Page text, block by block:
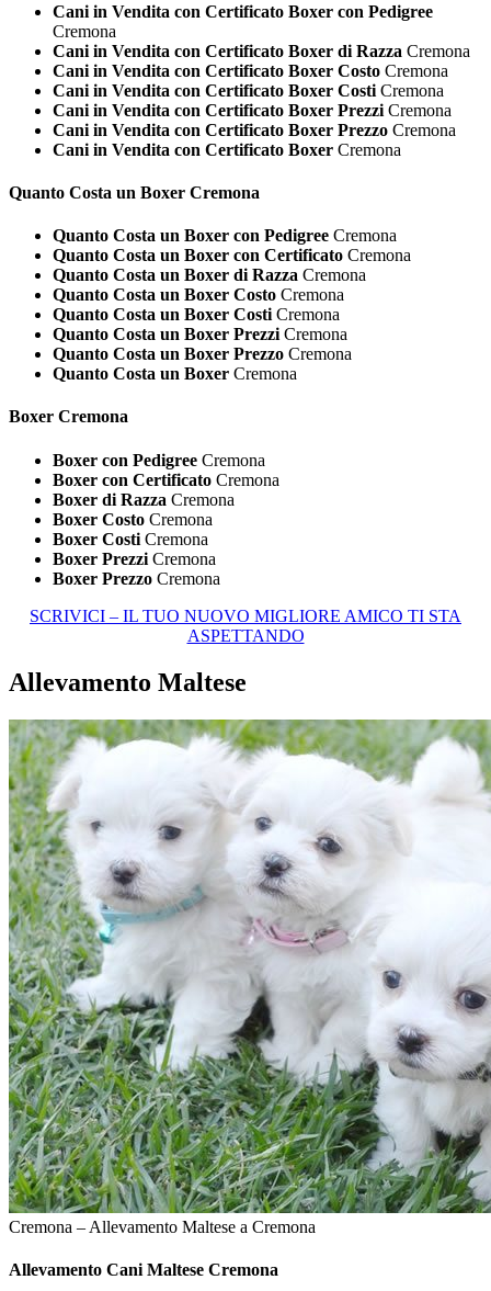
Cani in Vendita con Certificato Boxer con Pedigree
Cremona
Cani in Vendita con Certificato Boxer di Razza Cremona
Cani in Vendita con Certificato Boxer Costo Cremona
Cani in Vendita con Certificato Boxer Costi Cremona
Cani in Vendita con Certificato Boxer Prezzi Cremona
Cani in Vendita con Certificato Boxer Prezzo Cremona
Cani in Vendita con Certificato Boxer Cremona
Quanto Costa un Boxer Cremona
Quanto Costa un Boxer con Pedigree Cremona
Quanto Costa un Boxer con Certificato Cremona
Quanto Costa un Boxer di Razza Cremona
Quanto Costa un Boxer Costo Cremona
Quanto Costa un Boxer Costi Cremona
Quanto Costa un Boxer Prezzi Cremona
Quanto Costa un Boxer Prezzo Cremona
Quanto Costa un Boxer Cremona
Boxer Cremona
Boxer con Pedigree Cremona
Boxer con Certificato Cremona
Boxer di Razza Cremona
Boxer Costo Cremona
Boxer Costi Cremona
Boxer Prezzi Cremona
Boxer Prezzo Cremona
SCRIVICI – IL TUO NUOVO MIGLIORE AMICO TI STA
ASPETTANDO
Allevamento Maltese
Cremona – Allevamento Maltese a Cremona
Allevamento Cani Maltese Cremona